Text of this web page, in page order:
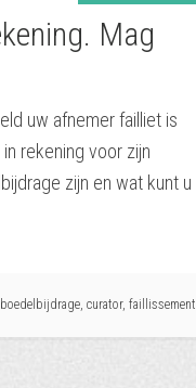
Mag
uw afnemer failliet is
rekening voor zijn
zijn en wat kunt u
boedelbijdrage, curator, faillissement